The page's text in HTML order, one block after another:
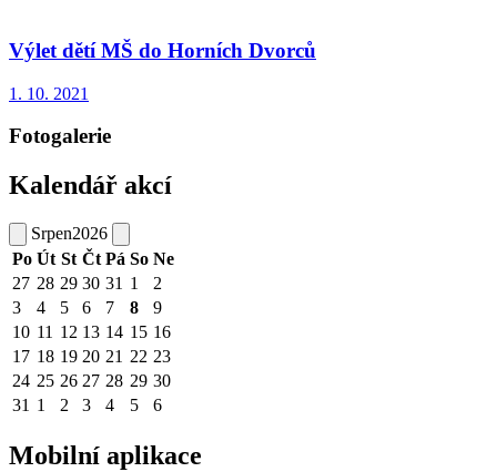
Výlet dětí MŠ do Horních Dvorců
1. 10. 2021
Fotogalerie
Kalendář akcí
Srpen2026
Po Út St Čt Pá So Ne
27 28 29 30 31 1
2
3
4 5 6 7 8
9
10 11 12 13 14 15 16
17 18 19 20 21 22 23
24 25 26 27 28 29 30
31 1 2 3 4 5 6
Mobilní aplikace